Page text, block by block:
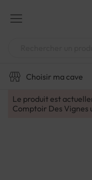
contenu
Choisir ma cave
Le produit est
Comptoir Des Vignes